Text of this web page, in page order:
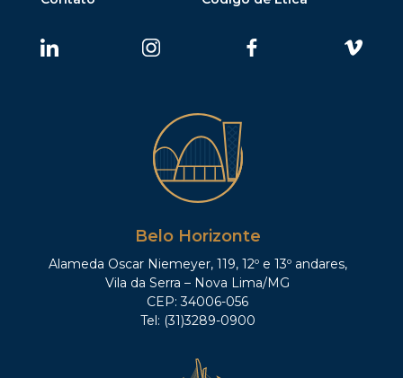
Belo Horizonte
Alameda Oscar Niemeyer, 119, 12º e 13º andares,
Vila da Serra – Nova Lima/MG
CEP: 34006-056
Tel: (31)3289-0900